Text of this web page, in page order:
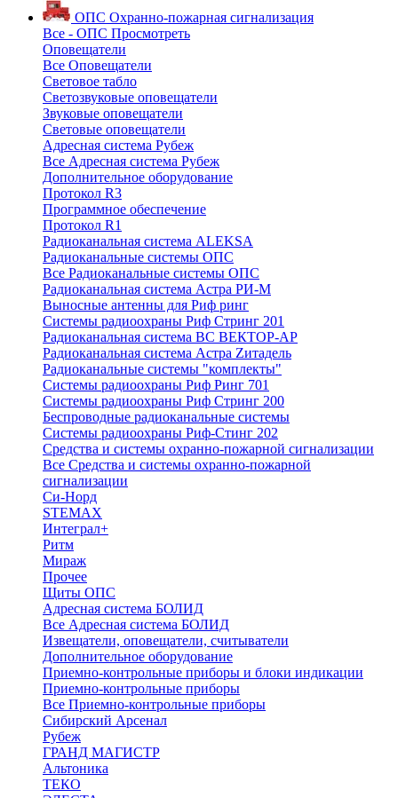
ОПС Охранно-пожарная сигнализация
Все - ОПС Просмотреть
Оповещатели
Все Оповещатели
Световое табло
Светозвуковые оповещатели
Звуковые оповещатели
Световые оповещатели
Адресная система Рубеж
Все Адресная система Рубеж
Дополнительное оборудование
Протокол R3
Программное обеспечение
Протокол R1
Радиоканальная система ALEKSA
Радиоканальные системы ОПС
Все Радиоканальные системы ОПС
Радиоканальная система Астра РИ-М
Выносные антенны для Риф ринг
Системы радиоохраны Риф Стринг 201
Радиоканальная система ВС ВЕКТОР-АР
Радиоканальная система Астра Zитадель
Радиоканальные системы "комплекты"
Системы радиоохраны Риф Ринг 701
Системы радиоохраны Риф Стринг 200
Беспроводные радиоканальные системы
Системы радиоохраны Риф-Стинг 202
Средства и системы охранно-пожарной сигнализации
Все Средства и системы охранно-пожарной
сигнализации
Си-Норд
STEMAX
Интеграл+
Ритм
Мираж
Прочее
Щиты ОПС
Адресная система БОЛИД
Все Адресная система БОЛИД
Извещатели, оповещатели, считыватели
Дополнительное оборудование
Приемно-контрольные приборы и блоки индикации
Приемно-контрольные приборы
Все Приемно-контрольные приборы
Сибирский Арсенал
Рубеж
ГРАНД МАГИСТР
Альтоника
ТЕКО